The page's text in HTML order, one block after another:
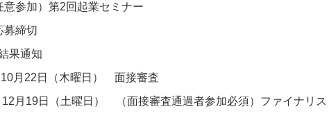
参加）第2回起業セミナー
締切
果通知
月22日（木曜日） 面接審査
月19日（土曜日） （面接審査通過者参加必須）ファイナリ